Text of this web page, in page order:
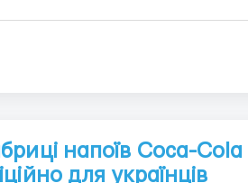
напоїв Coca-Cola
для українців